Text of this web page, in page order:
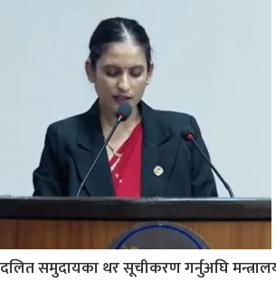
दलित समुदायका थर सूचीकरण गर्नुअघि